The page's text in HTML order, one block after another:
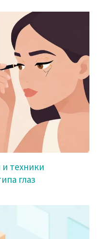
и техники
глаз